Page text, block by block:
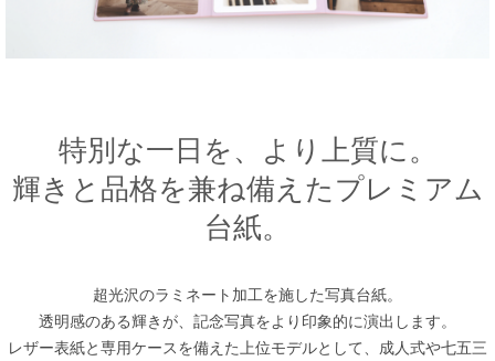
特別な一日を、より上質に。
輝きと品格を兼ね備えたプレミアム
台紙。
超光沢のラミネート加工を施した写真台紙。
透明感のある輝きが、記念写真をより印象的に演出します。
レザー表紙と専用ケースを備えた上位モデルとして、成人式や七五三